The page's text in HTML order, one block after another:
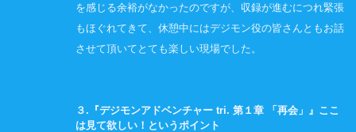
を感じる余裕がなかったのですが、収録が進むにつれ緊張
もほぐれてきて、休憩中にはデジモン役の皆さんともお話
させて頂いてとても楽しい現場でした。
３.『デジモンアドベンチャー tri. 第１章 「再会」』ここ
は見て欲しい！というポイント